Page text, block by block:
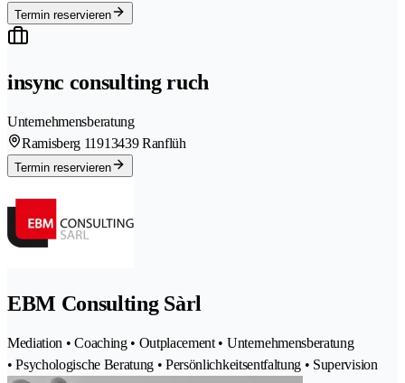
Termin reservieren
insync consulting ruch
Unternehmensberatung
Ramisberg 11913439 Ranflüh
Termin reservieren
EBM Consulting Sàrl
Mediation • Coaching • Outplacement • Unternehmensberatung
• Psychologische Beratung • Persönlichkeitsentfaltung • Supervision